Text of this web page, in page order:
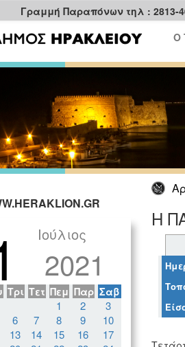
Γραμμή Παραπόνων τηλ : 2813-
Ο
Ιούλιος
2021
Τρι Τετ Πεμ Παρ Σαβ
1 2
3
6 7 8 9
10
13 14 15 16
17
Η